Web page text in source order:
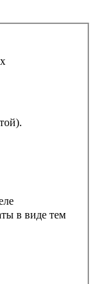
в виде тем